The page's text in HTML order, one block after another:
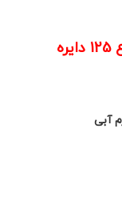
استخر پیش ساخته قطر 4 متر ارتفاع 125 دایره
آبی